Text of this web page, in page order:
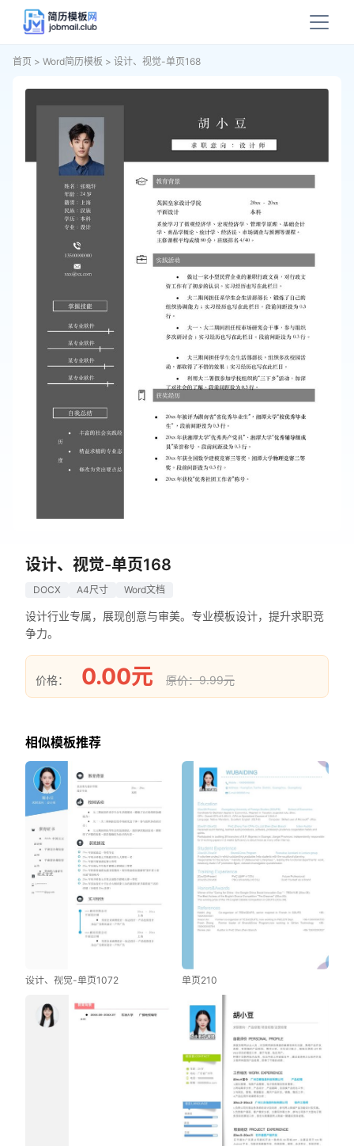
首页 > Word简历模板 > 设计、视觉-单页168
设计、视觉-单页168
DOCX A4尺寸 Word文档
设计行业专属，展现创意与审美。专业模板设计，提升求职竞
争力。
价格： 0.00元 原价：9.99元
相似模板推荐
设计、视觉-单页1072 单页210